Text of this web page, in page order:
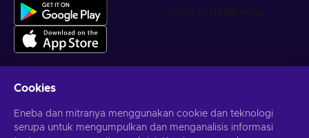
Berlangganan
Cookies
Eneba dan mitranya menggunakan cookie dan teknologi
serupa untuk mengumpulkan dan menganalisis informasi